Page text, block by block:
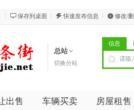
保存到桌面 快速发布信息 修改/
总站
切换分站
信息
出售 车辆买卖 房屋租售